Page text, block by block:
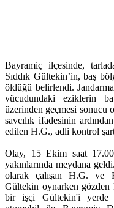
Bayramiç ilçesinde,
Sıddık Gültekin’in, baş
öldüğü belirlendi.
vücudundaki eziklerin
üzerinden geçmesi sonucu
savcılık ifadesinin
edilen H.G., adli kontrol
Olay, 15 Ekim saat
yakınlarında meydana
olarak çalışan H.G. ve
Gültekin oynarken gözden
bir işçi Gültekin'i yerde